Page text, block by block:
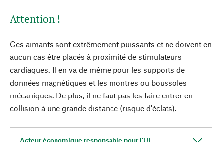
Attention !
Ces aimants sont extrêmement puissants et ne doivent en
aucun cas être placés à proximité de stimulateurs
cardiaques. Il en va de même pour les supports de
données magnétiques et les montres ou boussoles
mécaniques. De plus, il ne faut pas les faire entrer en
collision à une grande distance (risque d'éclats).
Acteur économique responsable pour l'UE